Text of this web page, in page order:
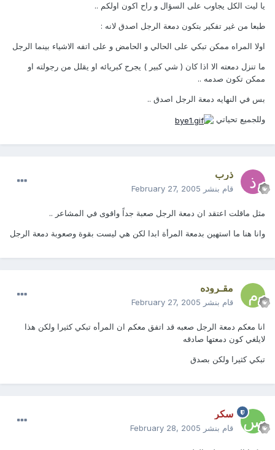
يا ليت الكل يجاوب على السؤال و راح اكون اولكم ..
طبعا من غير تفكير بتكون دمعة الرجل اصدق لانه :
اولا المراه ممكن تبكي على الحالي و الحامض و على اتفه الاشياء بينما الرجل
ما تنزل دمعته الا اذا كان ( شي كبير ) يجرح كبريائه او يقلل من رجولته او
ممكن تكون صدمه ..
بس في النهايه دمعة الرجل اصدق ..
وللجميع تحياتي
ذرب
قام بنشر February 27, 2005
مثل ماقلت اعتقد ان دمعة الرجل صعبة جداً واقوى في المشاعر ..
وانا هنا ما استهين بدمعة المرأة ابدا لكن هي ليست بقوة وصعوبة دمعة الرجل
مقـروده
قام بنشر February 27, 2005
انا معكم دمعة الرجل صعبه قد اتفق معكم ان المرأه تبكي كثيرا ولكن هذا
لايلغي كون دمعتها صادقه
تبكي كثيرا ولكن بصدق
سكر
قام بنشر February 28, 2005